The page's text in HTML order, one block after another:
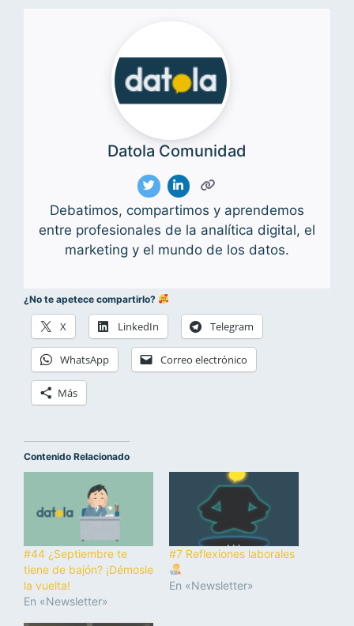
Datola Comunidad
Debatimos, compartimos y aprendemos
entre profesionales de la analítica digital, el
marketing y el mundo de los datos.
¿No te apetece compartirlo?
X LinkedIn Telegram
WhatsApp Correo electrónico
Más
Contenido Relacionado
#44 ¿Septiembre te
tiene de bajón? ¡Démosle
la vuelta!
En «Newsletter»
#7 Reflexiones laborales
En «Newsletter»